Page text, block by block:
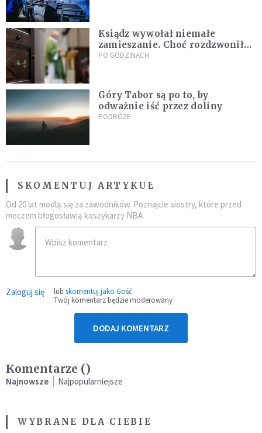
Ksiądz wywołał niemałe
zamieszanie. Choć rozdzwoniły
się telefony z całego kraju,
PO GODZINACH
Góry Tabor są po to, by
odważnie iść przez doliny
PODRÓŻE
SKOMENTUJ ARTYKUŁ
Od 20 lat modlą się za zawodników. Poznajcie siostry, które przed
meczem błogosławią koszykarzy NBA
Zaloguj się lub skomentuj jako Gość
Twój komentarz będzie moderowany
DODAJ KOMENTARZ
Komentarze ()
Najnowsze Najpopularniejsze
WYBRANE DLA CIEBIE